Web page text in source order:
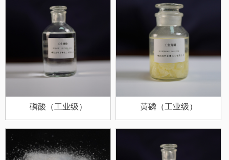
磷酸（工业级） 黄磷（工业级）